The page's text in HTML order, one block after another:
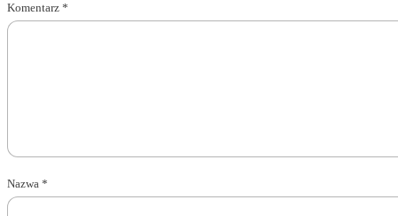
Komentarz *
Nazwa *